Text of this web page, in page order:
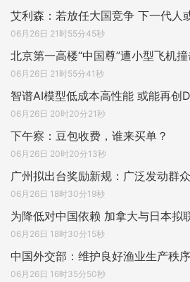
艾利森：若放任大国竞争 下一代人
06月26日 21时55分45秒
北京第一高楼“中国尊”遭小型飞机
06月26日 21时55分41秒
智谱AI模型低成本高性能 或能再创
06月26日 20时20分21秒
下午察：豆包收费，谁来买单？
06月26日 20时20分13秒
广州拟出台奖励新规：广泛发动群
06月26日 18时30分19秒
为降低对中国依赖 加拿大与日本拟
06月26日 18时30分15秒
中国外交部：维护良好渔业生产秩
06月26日 16时35分50秒